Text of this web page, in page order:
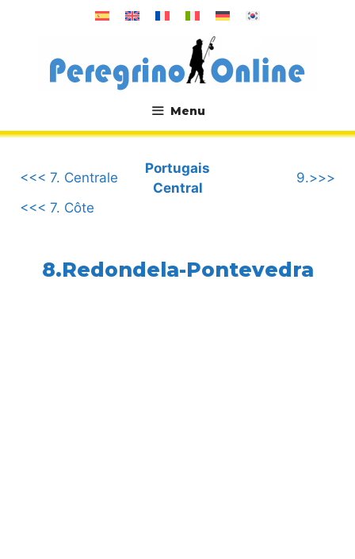
Menu
.
<<< 7. Centrale
Portugais
Central
9.>>>
<<< 7. Côte
8.Redondela-Pontevedra